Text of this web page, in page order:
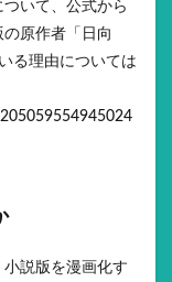
いて、公式から
原作者「日向
る理由については
説版を漫画化す